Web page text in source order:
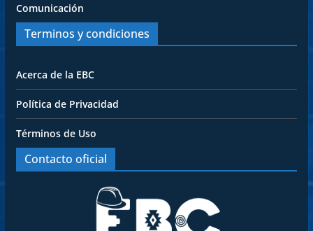
Comunicación
Terminos y condiciones
Acerca de la EBC
Política de Privacidad
Términos de Uso
Contacto oficial